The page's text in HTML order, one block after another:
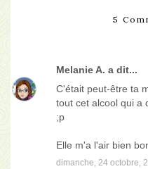
5
Melanie A. a dit...
C'était peut-être ta
tout cet alcool qui a
;p
Elle m'a l'air bien
dimanche, 24 octobre,